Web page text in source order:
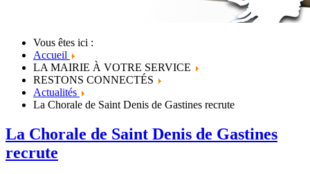
Vous êtes ici :
Accueil
LA MAIRIE À VOTRE SERVICE
RESTONS CONNECTÉS
Actualités
La Chorale de Saint Denis de Gastines recrute
La Chorale de Saint Denis de Gastines
recrute